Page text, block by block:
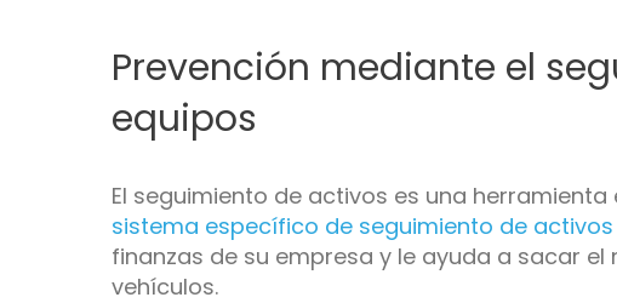
Prevención mediante el
equipos
El seguimiento de activos es una
sistema específico de seguimiento de activos
finanzas de su empresa y le ayuda a sacar
vehículos.